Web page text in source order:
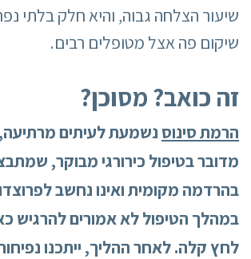
שיעור הצלחה גבוה, והיא חלק בלתי
שיקום פה אצל מטופלים רבים.
זה כואב? מסוכן?
הרמת סינוס נשמעת לעיתים
מדובר בטיפול כירורגי מבוקר,
בהרדמה מקומית ואינו נחשב
במהלך הטיפול לא אמורים להרגיש
לחץ קלה. לאחר ההליך, ייתכנו